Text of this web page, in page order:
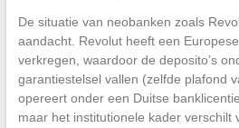
De situatie van neobanken zoals
aandacht. Revolut heeft een
verkregen, waardoor de deposito’s
garantiestelsel vallen (zelfde plafond
opereert onder een Duitse
maar het institutionele kader verschilt